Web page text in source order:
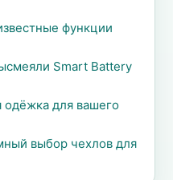
функции
Smart Battery
одёжка для вашего
выбор чехлов для